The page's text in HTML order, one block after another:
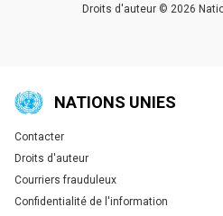
Droits d'auteur © 2026
NATIONS UNIES
Global U.N. menu
Contacter
Droits d'auteur
Courriers frauduleux
Confidentialité de l'information